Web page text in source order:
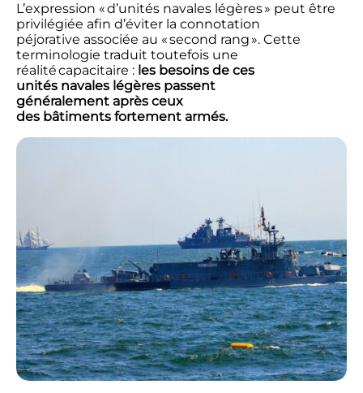
L’expression « d’unités navales légères » peut être
privilégiée afin d’éviter la connotation
péjorative associée au « second rang ». Cette
terminologie traduit toutefois une
réalité capacitaire : les besoins de ces
unités navales légères passent
généralement après ceux
des bâtiments fortement armés.